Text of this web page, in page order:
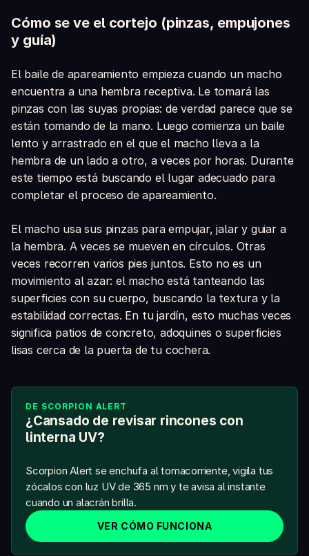
Cómo se ve el cortejo (pinzas, empujones
y guía)
El baile de apareamiento empieza cuando un macho
encuentra a una hembra receptiva. Le tomará las
pinzas con las suyas propias: de verdad parece que se
están tomando de la mano. Luego comienza un baile
lento y arrastrado en el que el macho lleva a la
hembra de un lado a otro, a veces por horas. Durante
este tiempo está buscando el lugar adecuado para
completar el proceso de apareamiento.
El macho usa sus pinzas para empujar, jalar y guiar a
la hembra. A veces se mueven en círculos. Otras
veces recorren varios pies juntos. Esto no es un
movimiento al azar: el macho está tanteando las
superficies con su cuerpo, buscando la textura y la
estabilidad correctas. En tu jardín, esto muchas veces
significa patios de concreto, adoquines o superficies
lisas cerca de la puerta de tu cochera.
DE SCORPION ALERT
¿Cansado de revisar rincones con
linterna UV?
Scorpion Alert se enchufa al tomacorriente, vigila tus
zócalos con luz UV de 365 nm y te avisa al instante
cuando un alacrán brilla.
VER CÓMO FUNCIONA